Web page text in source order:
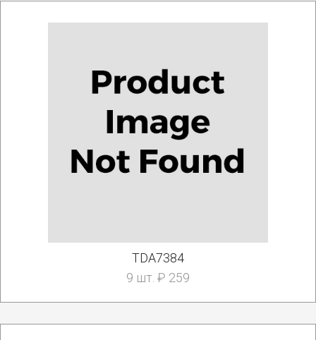
TDA7384
9 шт. ₽ 259